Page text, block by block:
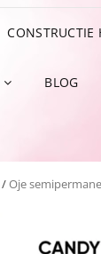
CONSTRUCTIE
BLOG
/Oje